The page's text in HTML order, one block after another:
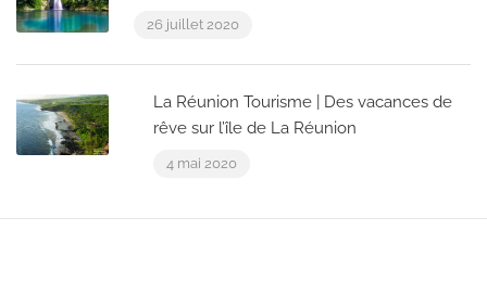
26 juillet 2020
La Réunion Tourisme | Des vacances de
rêve sur l’île de La Réunion
4 mai 2020